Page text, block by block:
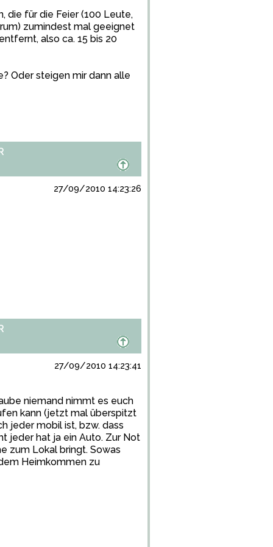
die für die Feier (100 Leute,
zumindest mal geeignet
also ca. 15 bis 20
Oder steigen mir dann alle
27/09/2010 14:23:26
27/09/2010 14:23:41
niemand nimmt es euch
kann (jetzt mal überspitzt
jeder mobil ist, bzw. dass
jeder hat ja ein Auto. Zur Not
zum Lokal bringt. Sowas
Heimkommen zu